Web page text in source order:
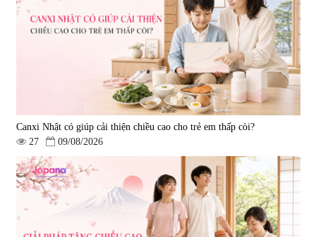
Canxi Nhật có giúp cải thiện chiều cao cho trẻ em thấp còi?
27
09/08/2026